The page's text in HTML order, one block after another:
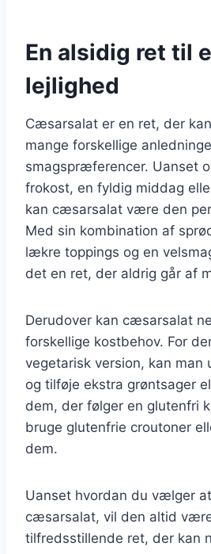
En alsidig ret til
lejlighed
Cæsarsalat er en ret, der
mange forskellige
smagspræferencer. Uanset
frokost, en fyldig middag
kan cæsarsalat være den
Med sin kombination af
lækre toppings og en
det en ret, der aldrig går af
Derudover kan cæsarsalat
forskellige kostbehov. For
vegetarisk version, kan man
og tilføje ekstra grøntsager
dem, der følger en glutenfri
bruge glutenfrie croutoner
dem.
Uanset hvordan du vælger
cæsarsalat, vil den altid
tilfredsstillende ret, der kan